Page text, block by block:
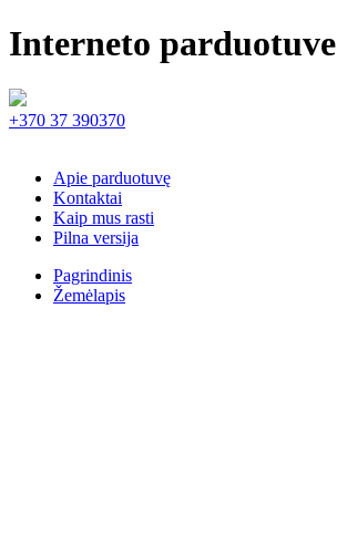
Interneto parduotuve
+370 37 390370
Apie parduotuvę
Kontaktai
Kaip mus rasti
Pilna versija
Pagrindinis
Žemėlapis